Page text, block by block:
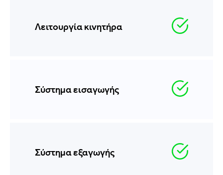
Λειτουργία κινητήρα
Σύστημα εισαγωγής
Σύστημα εξαγωγής